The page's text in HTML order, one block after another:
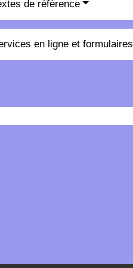
de référence
en ligne et formulaires